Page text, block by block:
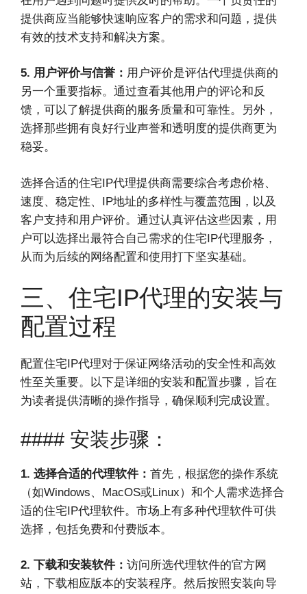
提供商应当能够快速响应客户的需求和问题，提供
有效的技术支持和解决方案。
5. 用户评价与信誉： 用户评价是评估代理提供商的
另一个重要指标。通过查看其他用户的评论和反
馈，可以了解提供商的服务质量和可靠性。另外，
选择那些拥有良好行业声誉和透明度的提供商更为
稳妥。
选择合适的住宅IP代理提供商需要综合考虑价格、
速度、稳定性、IP地址的多样性与覆盖范围，以及
客户支持和用户评价。通过认真评估这些因素，用
户可以选择出最符合自己需求的住宅IP代理服务，
从而为后续的网络配置和使用打下坚实基础。
三、住宅IP代理的安装与
配置过程
配置住宅IP代理对于保证网络活动的安全性和高效
性至关重要。以下是详细的安装和配置步骤，旨在
为读者提供清晰的操作指导，确保顺利完成设置。
#### 安装步骤：
1. 选择合适的代理软件： 首先，根据您的操作系统
（如Windows、MacOS或Linux）和个人需求选择合
适的住宅IP代理软件。市场上有多种代理软件可供
选择，包括免费和付费版本。
2. 下载和安装软件： 访问所选代理软件的官方网
站，下载相应版本的安装程序。然后按照安装向导